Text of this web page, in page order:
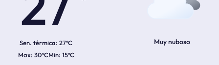
Sen. térmica: 27ºC
30ºC 15ºC
Muy nuboso